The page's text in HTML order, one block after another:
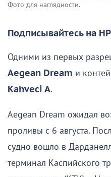
Фото для наглядности.
Подписывайтесь на
Одними из первых
Aegean Dream и
Kahveci A.
Aegean Dream ожидал
проливы с 6 августа.
судно вошло в
терминал Каспийского